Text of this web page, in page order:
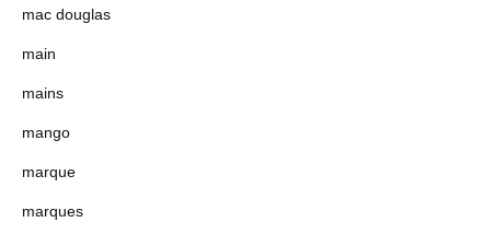
mac douglas
main
mains
mango
marque
marques